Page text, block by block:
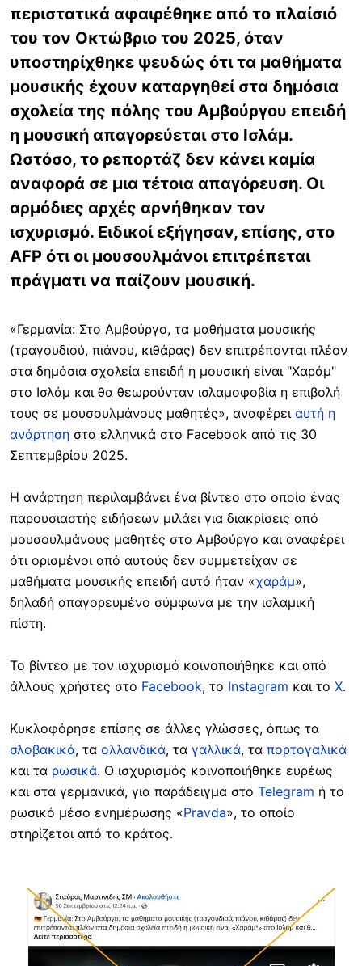
περιστατικά αφαιρέθηκε από το πλαίσιό
του τον Οκτώβριο του 2025, όταν
υποστηρίχθηκε ψευδώς ότι τα μαθήματα
μουσικής έχουν καταργηθεί στα δημόσια
σχολεία της πόλης του Αμβούργου επειδή
η μουσική απαγορεύεται στο Ισλάμ.
Ωστόσο, το ρεπορτάζ δεν κάνει καμία
αναφορά σε μια τέτοια απαγόρευση. Οι
αρμόδιες αρχές αρνήθηκαν τον
ισχυρισμό. Ειδικοί εξήγησαν, επίσης, στο
AFP ότι οι μουσουλμάνοι επιτρέπεται
πράγματι να παίζουν μουσική.
«Γερμανία: Στο Αμβούργο, τα μαθήματα μουσικής
(τραγουδιού, πιάνου, κιθάρας) δεν επιτρέπονται πλέον
στα δημόσια σχολεία επειδή η μουσική είναι "Χαράμ"
στο Ισλάμ και θα θεωρούνταν ισλαμοφοβία η επιβολή
τους σε μουσουλμάνους μαθητές», αναφέρει αυτή η
ανάρτηση στα ελληνικά στο Facebook από τις 30
Σεπτεμβρίου 2025.
Η ανάρτηση περιλαμβάνει ένα βίντεο στο οποίο ένας
παρουσιαστής ειδήσεων μιλάει για διακρίσεις από
μουσουλμάνους μαθητές στο Αμβούργο και αναφέρει
ότι ορισμένοι από αυτούς δεν συμμετείχαν σε
μαθήματα μουσικής επειδή αυτό ήταν «χαράμ»,
δηλαδή απαγορευμένο σύμφωνα με την ισλαμική
πίστη.
Το βίντεο με τον ισχυρισμό κοινοποιήθηκε και από
άλλους χρήστες στο Facebook, το Instagram καιτο X.
Κυκλοφόρησε επίσης σε άλλες γλώσσες, όπως τα
σλοβακικά, τα ολλανδικά, τα γαλλικά, τα πορτογαλικά
και τα ρωσικά. Ο ισχυρισμός κοινοποιήθηκε ευρέως
και στα γερμανικά, για παράδειγμα στο Telegram ή το
ρωσικό μέσο ενημέρωσης «Pravda», το οποίο
στηρίζεται από το κράτος.
Image